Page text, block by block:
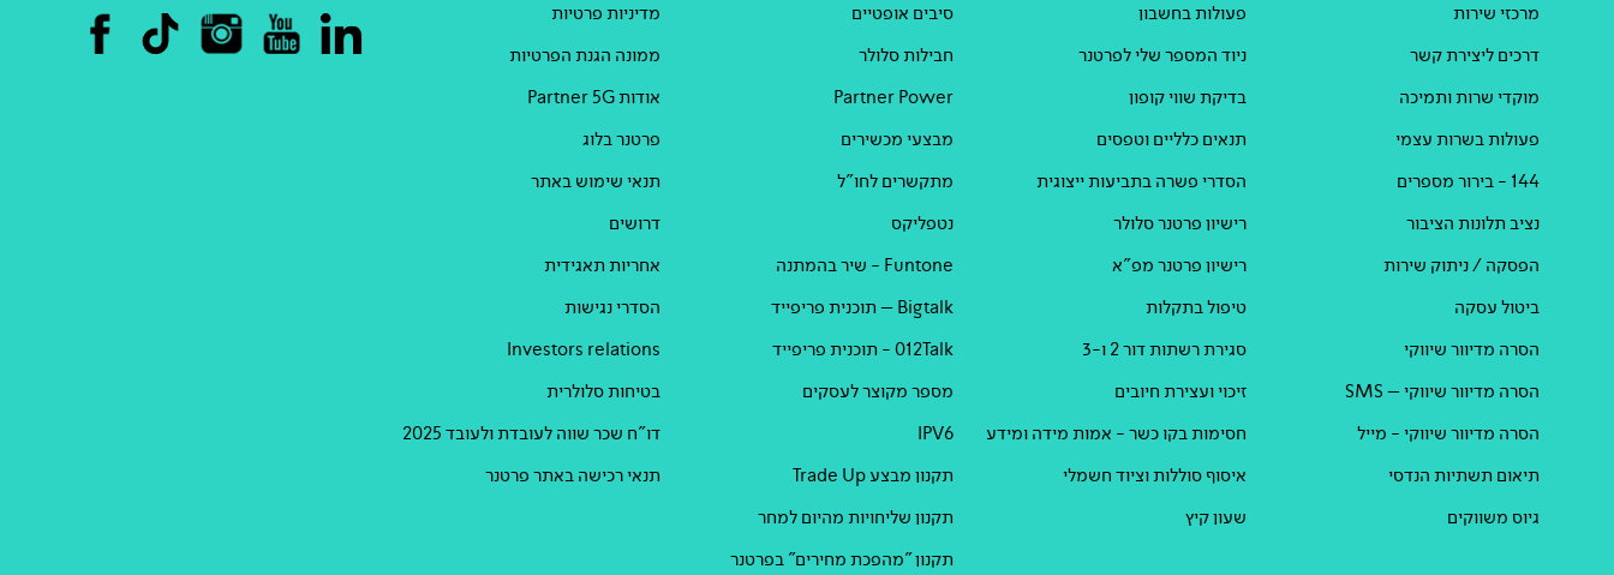
מרכזי שירות
דרכים ליצירת קשר
מוקדי שרות ותמיכה
פעולות בשרות עצמי
144 - בירור מספרים
נציב תלונות הציבור
הפסקה / ניתוק שירות
ביטול עסקה
הסרה מדיוור שיווקי
הסרה מדיוור שיווקי – SMS
הסרה מדיוור שיווקי - מייל
תיאום תשתיות הנדסי
גיוס משווקים
פעולות בחשבון
ניוד המספר שלי לפרטנר
בדיקת שווי קופון
תנאים כלליים וטפסים
הסדרי פשרה בתביעות ייצוגית
רישיון פרטנר סלולר
רישיון פרטנר מפ"א
טיפול בתקלות
סגירת רשתות דור 2 ו-3
זיכוי ועצירת חיובים
חסימות בקו כשר - אמות מידה ומידע
איסוף סוללות וציוד חשמלי
שעון קיץ
סיבים אופטיים
חבילות סלולר
Partner Power
מבצעי מכשירים
מתקשרים לחו"ל
נטפליקס
Funtone - שיר בהמתנה
Bigtalk – תוכנית פריפייד
012Talk - תוכנית פריפייד
מספר מקוצר לעסקים
IPV6
תקנון מבצע Trade Up
תקנון שליחויות מהיום למחר
תקנון "מהפכת מחירים" בפרטנר
מדיניות פרטיות
ממונה הגנת הפרטיות
אודות Partner 5G
פרטנר בלוג
תנאי שימוש באתר
דרושים
אחריות תאגידית
הסדרי נגישות
Investors relations
בטיחות סלולרית
דו"ח שכר שווה לעובדת ולעובד 2025
תנאי רכישה באתר פרטנר